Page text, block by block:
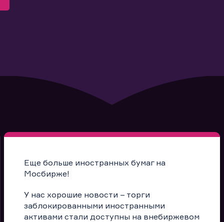
Еще больше иностранных бумаг на
Мосбирже!
У нас хорошие новости – торги
заблокированными иностранными
активами стали доступны на внебиржевом